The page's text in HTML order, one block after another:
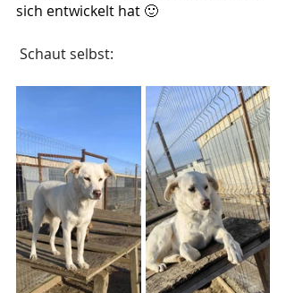
sich entwickelt hat 🙂
Schaut selbst: